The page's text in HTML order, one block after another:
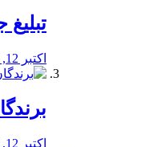
اکتبر 12, 2019
اکتبر 12, 2019